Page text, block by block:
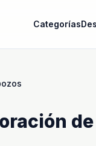
Categorías
de